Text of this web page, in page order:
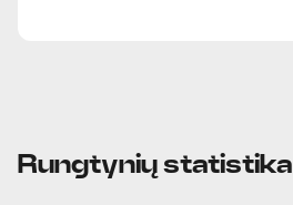
Rungtynių statistika